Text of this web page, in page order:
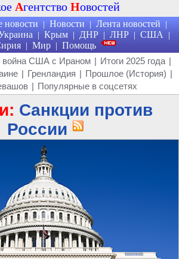
Агентство Новостей
новости | Новости | Лента новостей |
| Крым | ДНР | ЛНР | США |
| Мир | Помощь
война США с Ираном | Итоги 2025 года |
| Гренландия | Прошлое (История) |
| Популярные в соцсетях
Санкции против
России